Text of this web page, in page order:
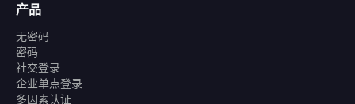
产品
无密码
密码
社交登录
企业单点登录
多因素认证